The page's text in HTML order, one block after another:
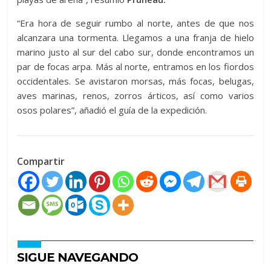
“Era hora de seguir rumbo al norte, antes de que nos
alcanzara una tormenta. Llegamos a una franja de hielo
marino justo al sur del cabo sur, donde encontramos un
par de focas arpa. Más al norte, entramos en los fiordos
occidentales. Se avistaron morsas, más focas, belugas,
aves marinas, renos, zorros árticos, así como varios
osos polares”, añadió el guía de la expedición.
Compartir
SIGUE NAVEGANDO